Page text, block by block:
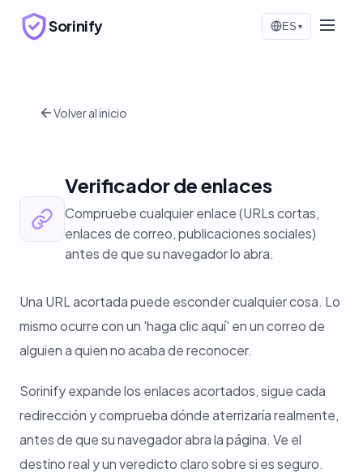
Sorinify ES ▾
Volver al inicio
Verificador de enlaces
Compruebe cualquier enlace (URLs cortas,
enlaces de correo, publicaciones sociales)
antes de que su navegador lo abra.
Una URL acortada puede esconder cualquier cosa. Lo
mismo ocurre con un 'haga clic aquí' en un correo de
alguien a quien no acaba de reconocer.
Sorinify expande los enlaces acortados, sigue cada
redirección y comprueba dónde aterrizaría realmente,
antes de que su navegador abra la página. Ve el
destino real y un veredicto claro sobre si es seguro.